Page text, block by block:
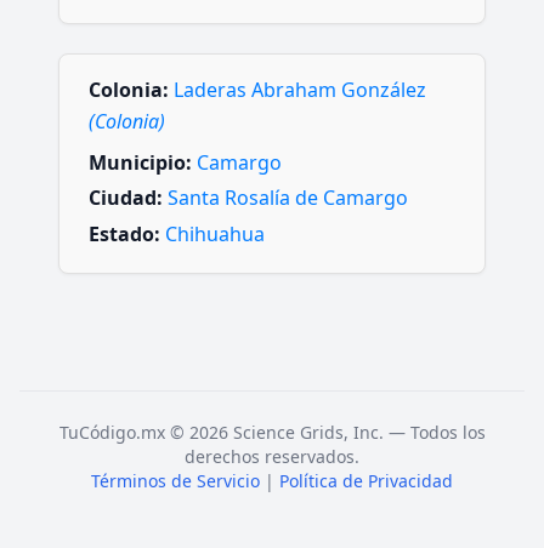
Colonia: Laderas Abraham González
(Colonia)
Municipio: Camargo
Ciudad: Santa Rosalía de Camargo
Estado: Chihuahua
TuCódigo.mx © 2026 Science Grids, Inc. — Todos los
derechos reservados.
Términos de Servicio | Política de Privacidad